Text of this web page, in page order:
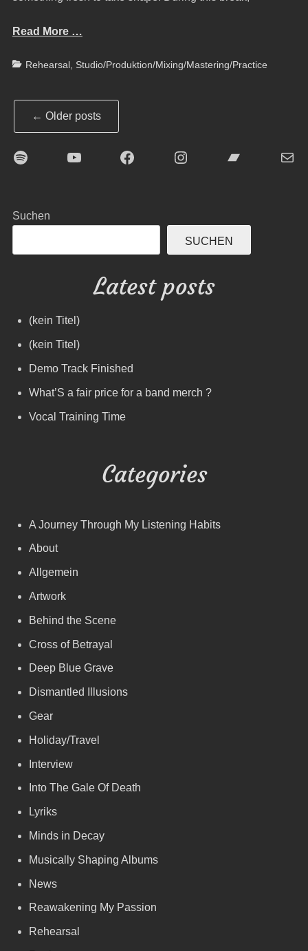
Read More …
Categories
Rehearsal, Studio/Produktion/Mixing/Mastering/Practice
Post
navigation
← Older posts
Spotify YouTubeFacebookInstagramBandcampE-Mail
Suchen
SUCHEN
Latest posts
(kein Titel)
(kein Titel)
Demo Track Finished
What’S a fair price for a band merch ?
Vocal Training Time
Categories
A Journey Through My Listening Habits
About
Allgemein
Artwork
Behind the Scene
Cross of Betrayal
Deep Blue Grave
Dismantled Illusions
Gear
Holiday/Travel
Interview
Into The Gale Of Death
Lyriks
Minds in Decay
Musically Shaping Albums
News
Reawakening My Passion
Rehearsal